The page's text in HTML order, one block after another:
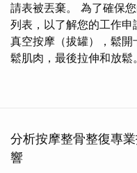
請表被丟棄。 為了確保
列表，以了解您的工作
真空按摩（拔罐），鬆
鬆肌肉，最後拉伸和放鬆。
分析按摩整骨整復專
響